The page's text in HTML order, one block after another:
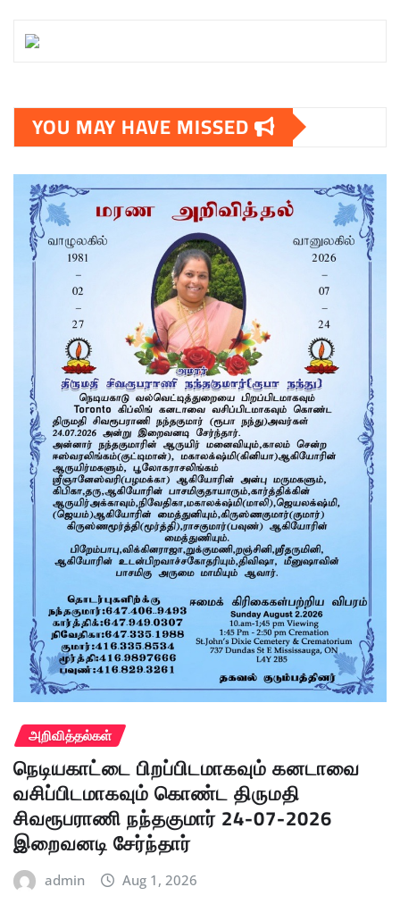
YOU MAY HAVE MISSED
அறிவித்தல்கள்
நெடியகாட்டை பிறப்பிடமாகவும் கனடாவை
வசிப்பிடமாகவும் கொண்ட திருமதி
சிவரூபராணி நந்தகுமார் 24-07-2026
இறைவனடி சேர்ந்தார்
admin Aug 1, 2026